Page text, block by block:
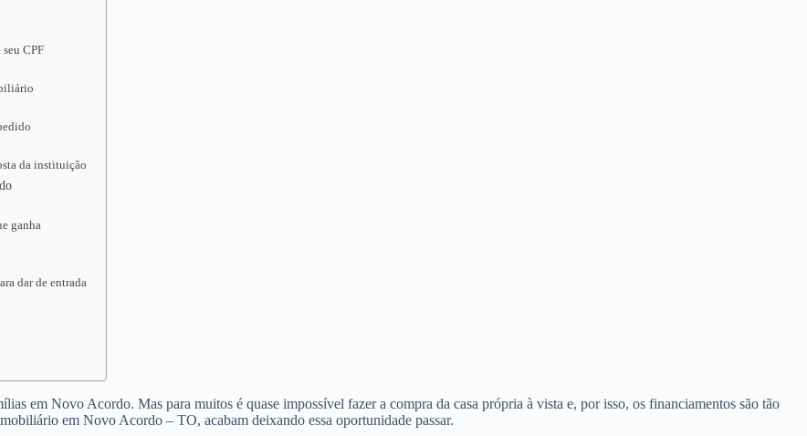
CPF
da instituição
ganha
dar de entrada
em Novo Acordo. Mas para muitos é quase impossível fazer a compra da casa própria à vista e, por isso, os financiamentos são tão
em Novo Acordo – TO, acabam deixando essa oportunidade passar.